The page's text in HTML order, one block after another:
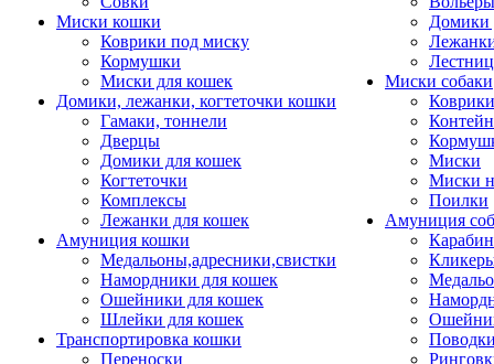
Миски кошки
Коврики под миску
Кормушки
Миски для кошек
Домики, лежанки, когтеточки кошки
Гамаки, тоннели
Дверцы
Домики для кошек
Когтеточки
Комплексы
Лежанки для кошек
Амуниция кошки
Медальоны,адресники,свистки
Намордники для кошек
Ошейники для кошек
Шлейки для кошек
Транспортировка кошки
Переноски
Домики
Миски собаки
Миски
Миски
Поилки
Амуниция